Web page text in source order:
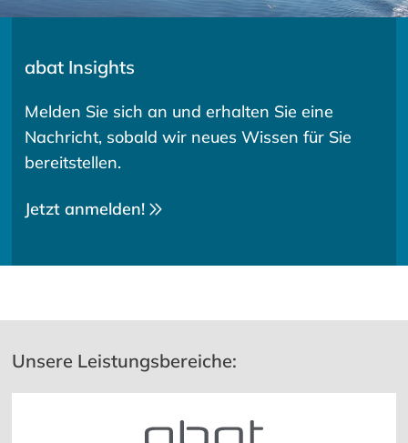
abat Insights
Melden Sie sich an und erhalten Sie eine
Nachricht, sobald wir neues Wissen für Sie
bereitstellen.
Jetzt anmelden!
Unsere Leistungsbereiche: